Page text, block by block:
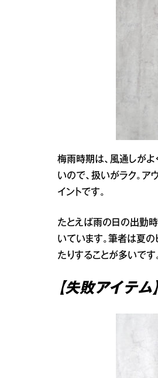
梅雨時期は、風通しがよ
いので、扱いがラク。ア
イントです。
たとえば雨の日の出勤
いています。筆者は夏の
たりすることが多いで
【失敗アイテ